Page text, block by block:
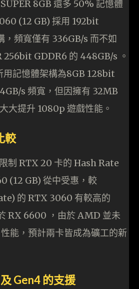
8GB 還多 50% 記憶體
(12 GB) 採用 192bit
，頻寬僅有 336GB/s 而不如
GDDR6 的 448GB/s 。
記憶體架構為8GB 128bit
s 頻寬，但因擁有 32MB
提升 1080p 遊戲性能。
較
制 RTX 20 卡的 Hash Rate
(12 GB) 從中受惠，較
的 RTX 3060 有較高的
RX 6600 ，由於 AMD 並未
能，預計兩卡皆成為礦工的新
Gen4 的支援